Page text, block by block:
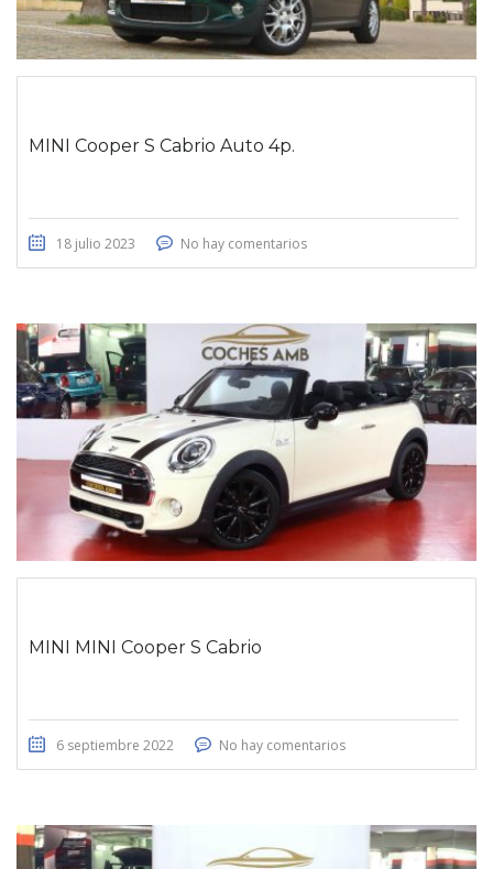
MINI Cooper S Cabrio Auto 4p.
18 julio 2023 No hay comentarios
MINI MINI Cooper S Cabrio
6 septiembre 2022 No hay comentarios